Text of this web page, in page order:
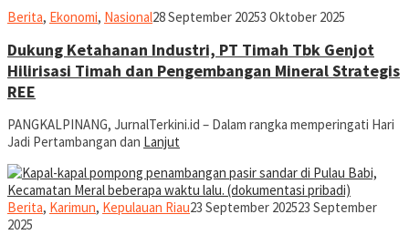
Berita, Ekonomi, Nasionaljurnal
28 September 20253 Oktober 2025
Dukung Ketahanan Industri, PT Timah Tbk Genjot
Hilirisasi Timah dan Pengembangan Mineral Strategis
REE
PANGKALPINANG, JurnalTerkini.id – Dalam rangka memperingati Hari
Jadi Pertambangan dan Lanjut
Berita, Karimun, Kepulauan Riaujurnal
23 September 202523 September
2025